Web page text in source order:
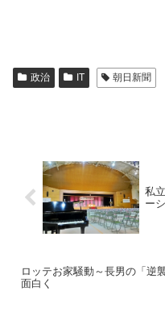
政治 IT 朝日新聞
私
ー
ロッテお家騒動～長男の「逆
面白く